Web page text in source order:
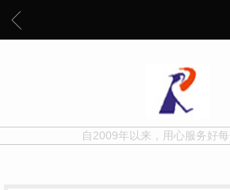
自2009年以来，用心服务好